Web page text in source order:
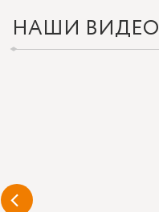
НАШИ ВИДЕО